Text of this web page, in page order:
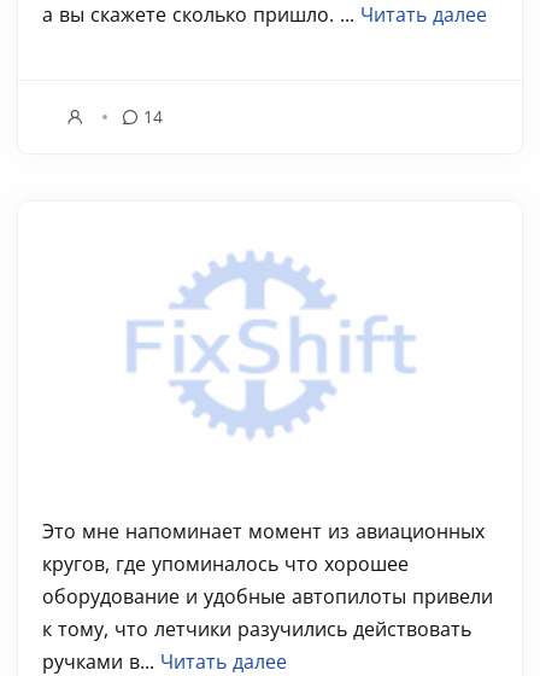
а вы скажете сколько пришло. ... Читать далее
14
Это мне напоминает момент из авиационных
кругов, где упоминалось что хорошее
оборудование и удобные автопилоты привели
к тому, что летчики разучились действовать
ручками в... Читать далее